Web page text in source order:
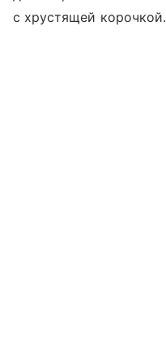
с хрустящей корочкой.